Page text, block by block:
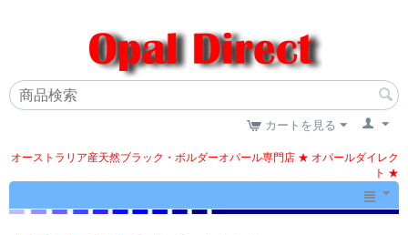
カートを見る
オーストラリア産天然ブラック・ボルダーオパール専門店 ★ オパールダイレク
ト ★